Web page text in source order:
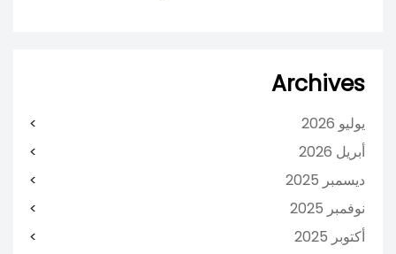
Archives
يوليو 2026
أبريل 2026
ديسمبر 2025
نوفمبر 2025
أكتوبر 2025